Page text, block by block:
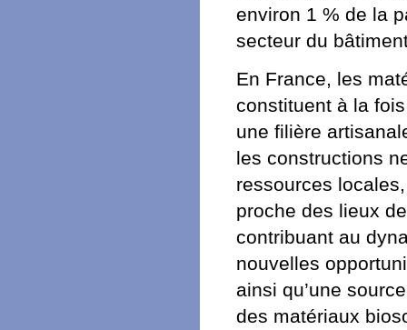
environ 1 % de la
secteur du
En France, les
constituent à la
une filière
les constructions
ressources
proche des lieux
contribuant au
nouvelles
ainsi qu’une
des matériaux